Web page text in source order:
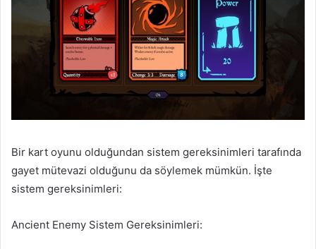
Bir kart oyunu olduğundan sistem gereksinimleri tarafında
gayet mütevazi olduğunu da söylemek mümkün. İşte
sistem gereksinimleri:
Ancient Enemy Sistem Gereksinimleri: